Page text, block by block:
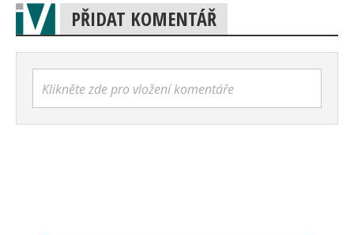
PŘIDAT KOMENTÁŘ
Klikněte zde pro vložení komentáře